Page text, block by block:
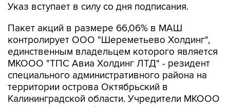
Указ вступает в силу со дня подписания.
Пакет акций в размере 66,06% в МАШ
контролирует ООО "Шереметьево Холдинг",
единственным владельцем которого является
МКООО "ТПС Авиа Холдинг ЛТД" - резидент
специального административного района на
территории острова Октябрьский в
Калининградской области. Учредители МКООО